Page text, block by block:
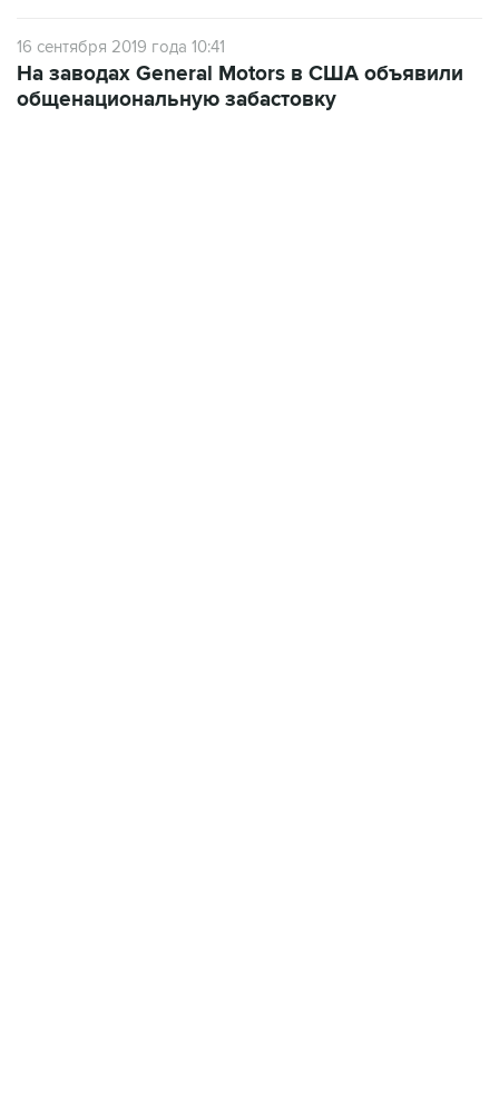
16 сентября 2019 года 10:41
На заводах General Motors в США объявили
общенациональную забастовку